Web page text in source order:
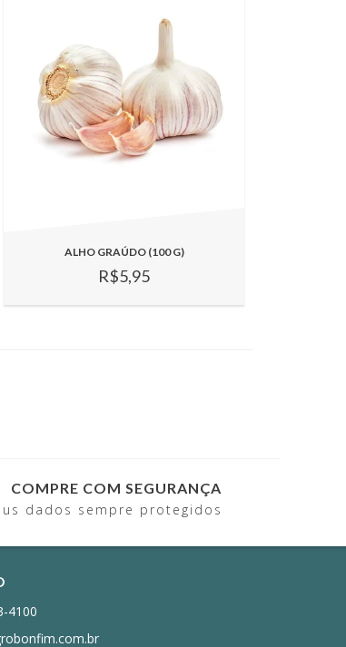
ALHO GRAÚDO (100 G)
R$5,95
COMPRE COM SEGURANÇA
dados sempre protegidos
4100